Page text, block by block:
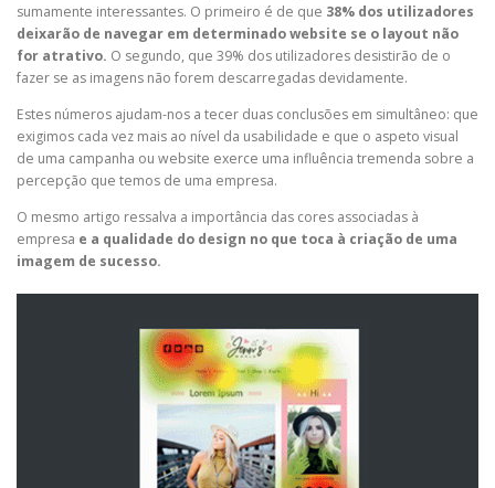
sumamente interessantes. O primeiro é de que 38% dos utilizadores
deixarão de navegar em determinado website se o layout não
for atrativo. O segundo, que 39% dos utilizadores desistirão de o
fazer se as imagens não forem descarregadas devidamente.
Estes números ajudam-nos a tecer duas conclusões em simultâneo: que
exigimos cada vez mais ao nível da usabilidade e que o aspeto visual
de uma campanha ou website exerce uma influência tremenda sobre a
percepção que temos de uma empresa.
O mesmo artigo ressalva a importância das cores associadas à
empresa e a qualidade do design no que toca à criação de uma
imagem de sucesso.